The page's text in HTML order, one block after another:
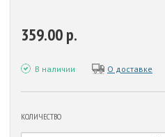
359.00 р.
В наличии О доставке
КОЛИЧЕСТВО